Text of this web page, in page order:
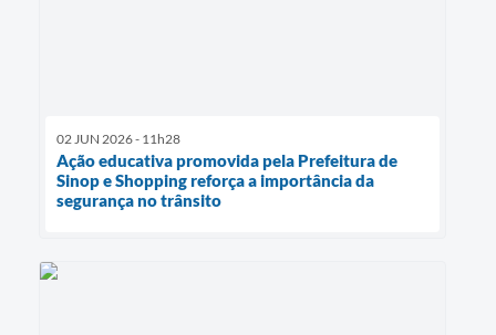
02 JUN 2026 - 11h28
Ação educativa promovida pela Prefeitura de
Sinop e Shopping reforça a importância da
segurança no trânsito